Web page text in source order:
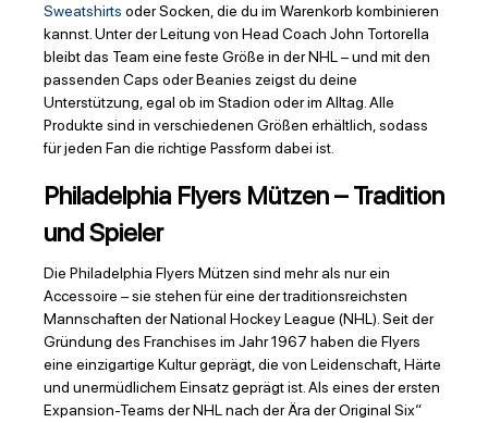
Sweatshirts oder Socken, die du im Warenkorb kombinieren
kannst. Unter der Leitung von Head Coach John Tortorella
bleibt das Team eine feste Größe in der NHL – und mit den
passenden Caps oder Beanies zeigst du deine
Unterstützung, egal ob im Stadion oder im Alltag. Alle
Produkte sind in verschiedenen Größen erhältlich, sodass
für jeden Fan die richtige Passform dabei ist.
Philadelphia Flyers Mützen – Tradition
und Spieler
Die Philadelphia Flyers Mützen sind mehr als nur ein
Accessoire – sie stehen für eine der traditionsreichsten
Mannschaften der National Hockey League (NHL). Seit der
Gründung des Franchises im Jahr 1967 haben die Flyers
eine einzigartige Kultur geprägt, die von Leidenschaft, Härte
und unermüdlichem Einsatz geprägt ist. Als eines der ersten
Expansion-Teams der NHL nach der Ära der Original Six“